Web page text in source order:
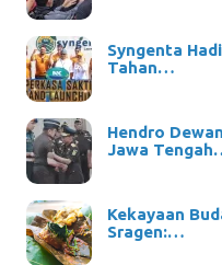
Syngenta
Tahan…
Hendro
Jawa
Kekayaan
Sragen:…